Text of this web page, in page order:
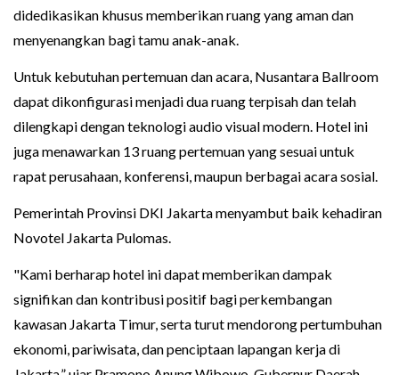
didedikasikan khusus memberikan ruang yang aman dan
menyenangkan bagi tamu anak-anak.
Untuk kebutuhan pertemuan dan acara, Nusantara Ballroom
dapat dikonfigurasi menjadi dua ruang terpisah dan telah
dilengkapi dengan teknologi audio visual modern. Hotel ini
juga menawarkan 13 ruang pertemuan yang sesuai untuk
rapat perusahaan, konferensi, maupun berbagai acara sosial.
Pemerintah Provinsi DKI Jakarta menyambut baik kehadiran
Novotel Jakarta Pulomas.
"Kami berharap hotel ini dapat memberikan dampak
signifikan dan kontribusi positif bagi perkembangan
kawasan Jakarta Timur, serta turut mendorong pertumbuhan
ekonomi, pariwisata, dan penciptaan lapangan kerja di